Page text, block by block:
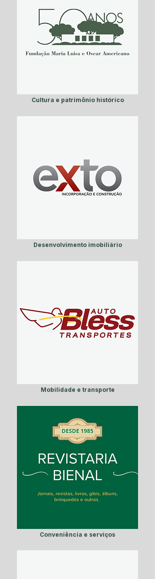
Cultura e patrimônio histórico
Desenvolvimento imobiliário
Mobilidade e transporte
Conveniência e serviços